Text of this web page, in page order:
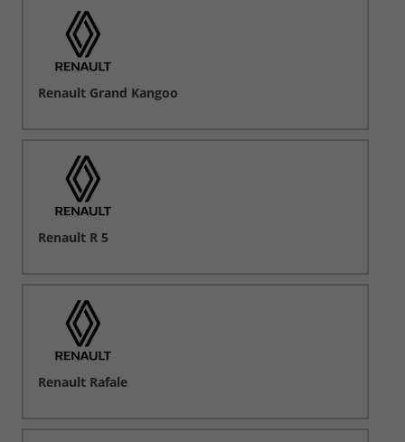
Renault Grand Kangoo
Renault R 5
Renault Rafale